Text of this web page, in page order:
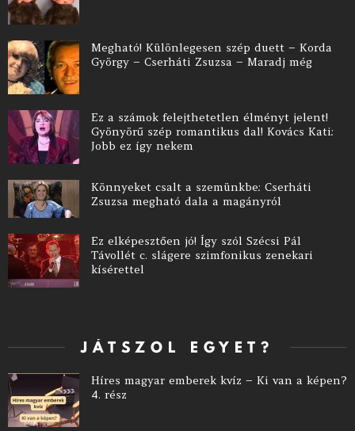
Megható! Különlegesen szép duett – Korda
György – Cserháti Zsuzsa – Maradj még
Ez a számok felejthetetlen élményt jelent!
Gyönyörű szép romantikus dal! Kovács Kati:
Jobb ez így nekem
Könnyeket csalt a szemünkbe: Cserháti
Zsuzsa megható dala a magányról
Ez elképesztően jó! Így szól Szécsi Pál
Távollét c. slágere szimfonikus zenekari
kísérettel
JÁTSZOL EGYET?
Híres magyar emberek kvíz – Ki van a képen?
4. rész